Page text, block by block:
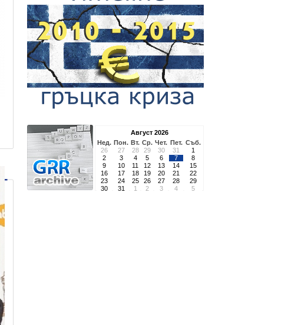
Август 2026
Нед. Пон. Вт. Ср. Чет. Пет. Съб.
26
27 28 29 30 31
1
2
3 4 5 6 7
8
9
10 11 12 13 14
15
16
17 18 19 20 21
22
23
24 25 26 27 28
29
30
31 1 2 3 4 5